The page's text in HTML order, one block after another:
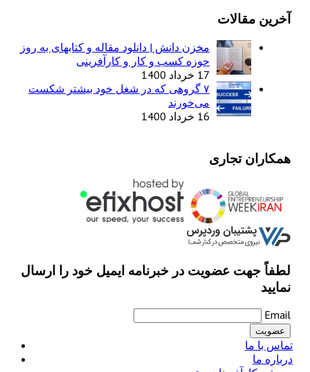
آخرین مقالات
مخزن دانش | دانلود مقاله و کتابهای به روز
حوزه کسب و کار و کارآفرینی
17 خرداد 1400
۷ گروهی که در شغل خود بیشتر شکست
می‌خورند
16 خرداد 1400
همکاران تجاری
لطفاً جهت عضویت در خبرنامه ایمیل خود را ارسال
نمایید
Email
تماس با ما
درباره ما